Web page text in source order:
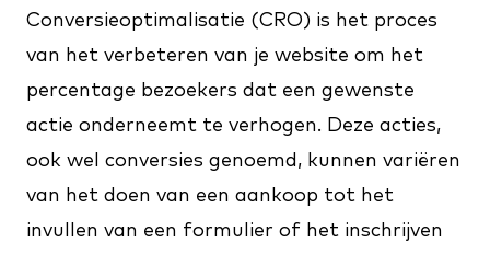
Conversieoptimalisatie (CRO) is het proces
van het verbeteren van je website om het
percentage bezoekers dat een gewenste
actie onderneemt te verhogen. Deze acties,
ook wel conversies genoemd, kunnen variëren
van het doen van een aankoop tot het
invullen van een formulier of het inschrijven